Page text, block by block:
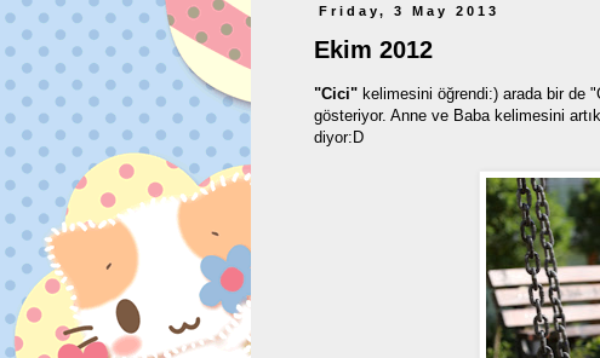
Friday, 3 May 2013
Ekim 2012
"Cici" kelimesini öğrendi:) arada bir de
gösteriyor. Anne ve Baba kelimesini
diyor:D